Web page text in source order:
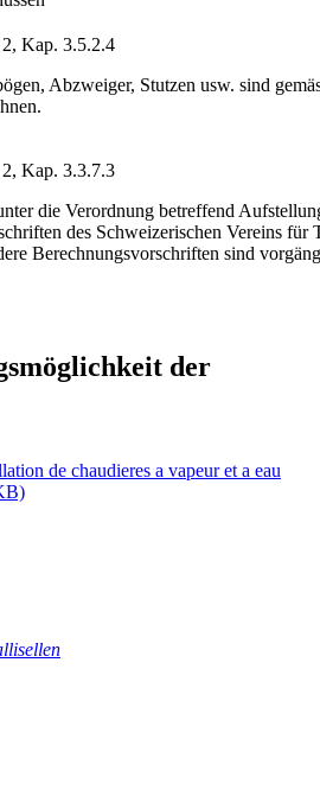
Kap. 3.5.2.4
Abzweiger, Stutzen usw. sind
Kap. 3.3.7.3
die Verordnung betreffend
des Schweizerischen Vereins
Berechnungsvorschriften sind
der
de chaudieres a vapeur et a eau